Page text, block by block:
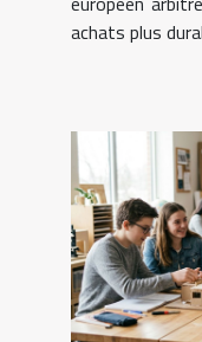
achats plus